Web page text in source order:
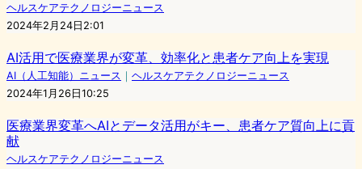
ヘルスケアテクノロジーニュース
2024年2月24日2:01
AI活用で医療業界が変革、効率化と患者ケア向上を実現
AI（人工知能）ニュース ｜ ヘルスケアテクノロジーニュース
2024年1月26日10:25
医療業界変革へAIとデータ活用がキー、患者ケア質向上に貢
献
ヘルスケアテクノロジーニュース